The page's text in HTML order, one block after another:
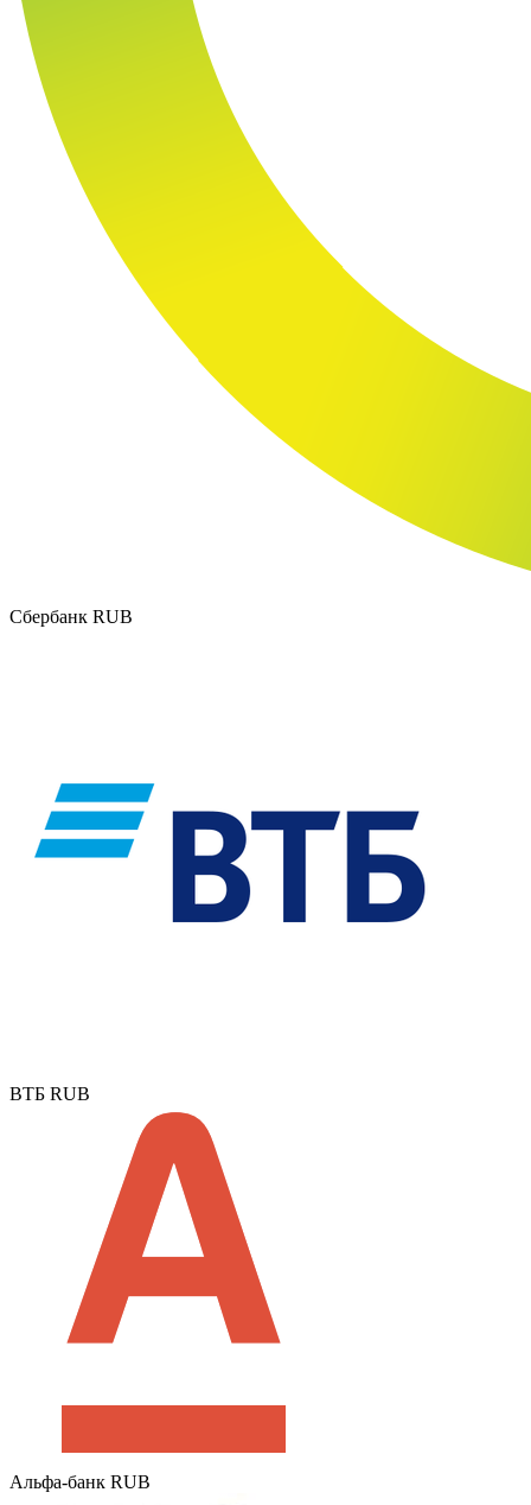
Сбербанк RUB
ВТБ RUB
Альфа-банк RUB